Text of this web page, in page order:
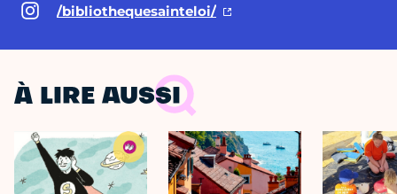
/bibliothequesainteloi/
À LIRE AUSSI